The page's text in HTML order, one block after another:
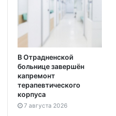
В Отрадненской
больнице завершён
капремонт
терапевтического
корпуса
7 августа 2026